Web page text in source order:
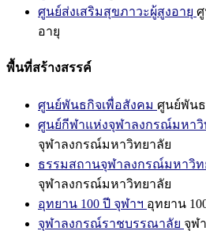
ศูนย์ส่งเสริมสุขภาวะผู้สูงอายุ ศู
อายุ
พื้นที่สร้างสรรค์
ศูนย์พันธกิจเพื่อสังคม ศูนย์พันธ
ศูนย์กีฬาแห่งจุฬาลงกรณ์มหาวิ
จุฬาลงกรณ์มหาวิทยาลัย
ธรรมสถานจุฬาลงกรณ์มหาวิท
จุฬาลงกรณ์มหาวิทยาลัย
อุทยาน 100 ปี จุฬาฯ อุทยาน
จุฬาลงกรณ์ราชบรรณาลัย จุฬ